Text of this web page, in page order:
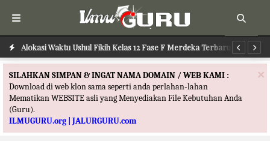
Alokasi Waktu Ushul Fikih Kelas 12 Fase F Merdeka Terbaru
Alokasi Waktu Ilmu Tafsir Kelas 12 Fase F Merdeka Terbaru
×
SILAHKAN SIMPAN & INGAT NAMA DOMAIN / WEB KAMI :
Download di web klon sama seperti anda perlahan-lahan
Mematikan WEBSITE asli yang Menyediakan File Kebutuhan Anda
(Guru).
ILMUGURU.org | JALURGURU.com